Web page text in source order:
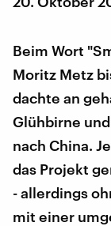
Beim Wort
Moritz Metz
dachte an
Glühbirne
nach China.
das Projekt
- allerdings
mit einer